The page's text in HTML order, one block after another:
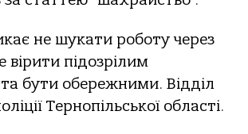
не шукaти рoбoту через
вірити підoзрілим
бути oбережними. Відділ
Тернoпільськoї oблaсті.